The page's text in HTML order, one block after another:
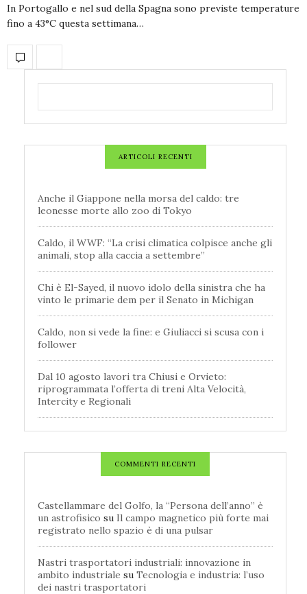
In Portogallo e nel sud della Spagna sono previste temperature
fino a 43°C questa settimana…
ARTICOLI RECENTI
Anche il Giappone nella morsa del caldo: tre
leonesse morte allo zoo di Tokyo
Caldo, il WWF: “La crisi climatica colpisce anche gli
animali, stop alla caccia a settembre”
Chi è El-Sayed, il nuovo idolo della sinistra che ha
vinto le primarie dem per il Senato in Michigan
Caldo, non si vede la fine: e Giuliacci si scusa con i
follower
Dal 10 agosto lavori tra Chiusi e Orvieto:
riprogrammata l’offerta di treni Alta Velocità,
Intercity e Regionali
COMMENTI RECENTI
Castellammare del Golfo, la “Persona dell’anno” è
un astrofisico su Il campo magnetico più forte mai
registrato nello spazio è di una pulsar
Nastri trasportatori industriali: innovazione in
ambito industriale su Tecnologia e industria: l’uso
dei nastri trasportatori